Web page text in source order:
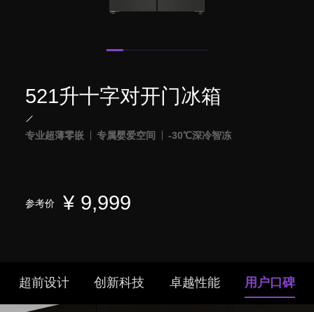
521升十字对开门冰箱
专业超薄零嵌 专属婴爱空间 -30℃深冷智冻
参考价 ¥ 9,999
超前设计 创新科技 卓越性能 用户口碑